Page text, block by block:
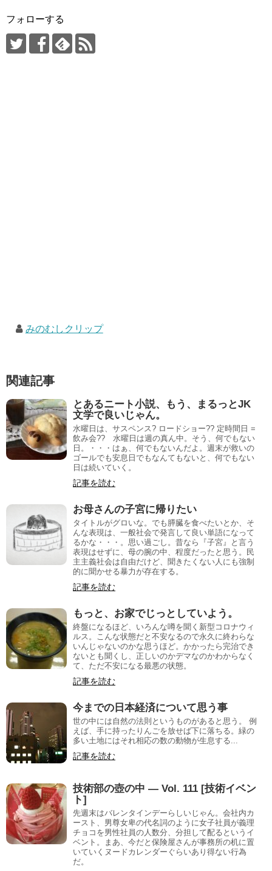
フォローする
みのむしクリップ
関連記事
とあるニート小説、もう、まるっとJK
文学で良いじゃん。
水曜日は、サスペンス? ロードショー?? 定時間日 =
飲み会?? 水曜日は週の真ん中。そう、何でもない
日。・・・はぁ、何でもないんだよ。週末が救いの
ゴールでも安息日でもなんてもないと、何でもない
日は続いていく。
記事を読む
お母さんの子宮に帰りたい
タイトルがグロいな。でも膵臓を食べたいとか、そ
んな表現は、一般社会で発言して良い単語になって
るかな・・・。思い過ごし。昔なら『子宮』と言う
表現はせずに、母の腕の中、程度だったと思う。民
主主義社会は自由だけど、聞きたくない人にも強制
的に聞かせる暴力が存在する。
記事を読む
もっと、お家でじっとしていよう。
終盤になるほど、いろんな噂を聞く新型コロナウィ
ルス。こんな状態だと不安なるので永久に終わらな
いんじゃないのかな思うほど。かかったら完治でき
ないとも聞くし、正しいのかデマなのかわからなく
て、ただ不安になる最悪の状態。
記事を読む
今までの日本経済について思う事
世の中には自然の法則というものがあると思う。 例
えば、手に持ったりんごを放せば下に落ちる。緑の
多い土地にはそれ相応の数の動物が生息する...
記事を読む
技術部の壺の中 — Vol. 111 [技術イベン
ト]
先週末はバレンタインデーらしいじゃん。会社内カ
ースト、男尊女卑の代名詞のように女子社員が義理
チョコを男性社員の人数分、分担して配るというイ
ベント。まあ、今だと保険屋さんが事務所の机に置
いていくヌードカレンダーぐらいあり得ない行為
だ。